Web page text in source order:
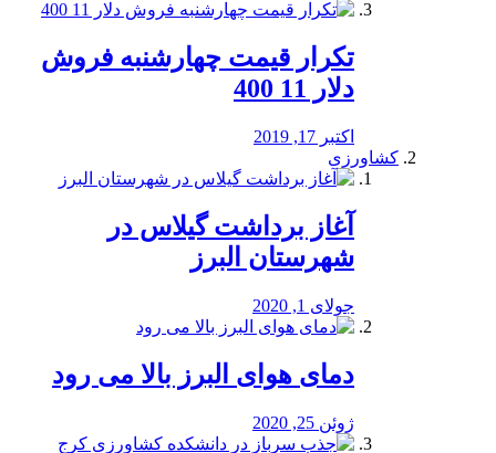
تکرار قیمت چهارشنبه فروش
دلار 11 400
اکتبر 17, 2019
کشاورزی
آغاز برداشت گیلاس در
شهرستان البرز
جولای 1, 2020
دمای هوای البرز بالا می رود
ژوئن 25, 2020